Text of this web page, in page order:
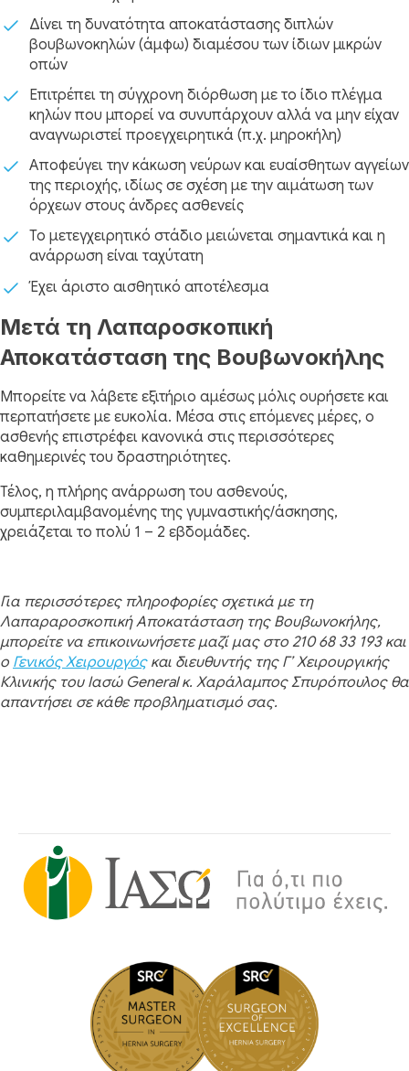
Δίνει τη δυνατότητα αποκατάστασης διπλών
βουβωνοκηλών (άμφω) διαμέσου των ίδιων μικρών
οπών
Επιτρέπει τη σύγχρονη διόρθωση με το ίδιο πλέγμα
κηλών που μπορεί να συνυπάρχουν αλλά να μην είχαν
αναγνωριστεί προεγχειρητικά (π.χ. μηροκήλη)
Αποφεύγει την κάκωση νεύρων και ευαίσθητων αγγείων
της περιοχής, ιδίως σε σχέση με την αιμάτωση των
όρχεων στους άνδρες ασθενείς
Το μετεγχειρητικό στάδιο μειώνεται σημαντικά και η
ανάρρωση είναι ταχύτατη
Έχει άριστο αισθητικό αποτέλεσμα
Μετά τη Λαπαροσκοπική
Αποκατάσταση της Βουβωνοκήλης
Μπορείτε να λάβετε εξιτήριο αμέσως μόλις ουρήσετε και
περπατήσετε με ευκολία. Μέσα στις επόμενες μέρες, ο
ασθενής επιστρέφει κανονικά στις περισσότερες
καθημερινές του δραστηριότητες.
Τέλος, η πλήρης ανάρρωση του ασθενούς,
συμπεριλαμβανομένης της γυμναστικής/άσκησης,
χρειάζεται το πολύ 1 – 2 εβδομάδες.
Για περισσότερες πληροφορίες σχετικά με τη
Λαπαραροσκοπική Αποκατάσταση της Βουβωνοκήλης,
μπορείτε να επικοινωνήσετε μαζί μας στο 210 68 33 193 και
ο Γενικός Χειρουργόςκαι διευθυντής της Γ’ Χειρουργικής
Κλινικής του Ιασώ General κ. Χαράλαμπος Σπυρόπουλος θα
απαντήσει σε κάθε προβληματισμό σας.